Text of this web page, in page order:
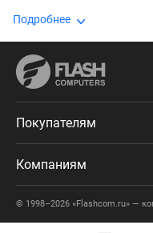
Подробнее
Покупателям
Компаниям
© 1998–2026 «Flashcom.ru» —